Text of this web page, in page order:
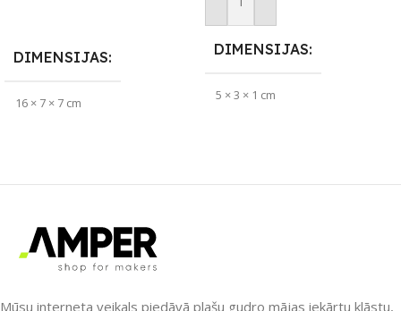
DIMENSIJAS
16 × 7 × 7 cm
SAVIENOJUMS
Bluetooth,Wi-Fi
Pievienot Grozam
DIMENSIJAS
5 × 3 × 1 cm
Mūsu interneta veikals piedāvā plašu gudro mājas iekārtu klāstu,